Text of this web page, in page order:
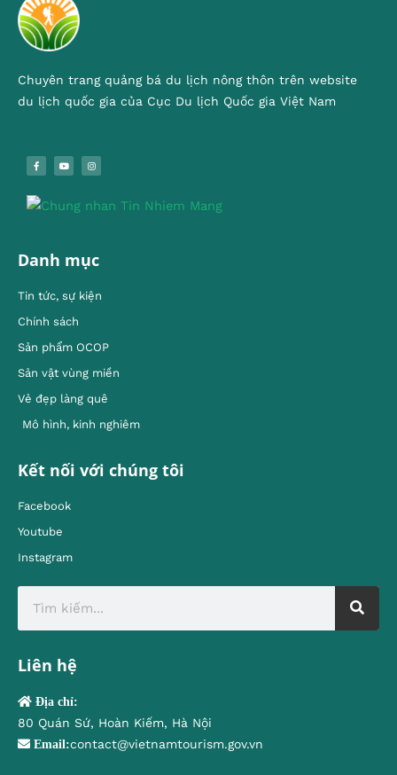
Chuyên trang quảng bá du lịch nông thôn trên website
du lịch quốc gia của Cục Du lịch Quốc gia Việt Nam
Danh mục
Tin tức, sự kiện
Chính sách
Sản phẩm OCOP
Sản vật vùng miền
Vẻ đẹp làng quê
Mô hình, kinh nghiêm
Kết nối với chúng tôi
Facebook
Youtube
Instagram
Liên hệ
Địa chỉ:
80 Quán Sứ, Hoàn Kiếm, Hà Nội
Email:contact@vietnamtourism.gov.vn